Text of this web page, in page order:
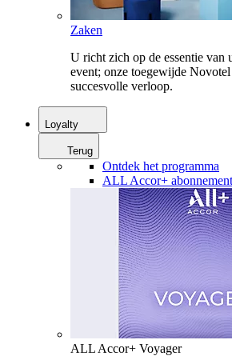
Zaken
U richt zich op de essentie van
event; onze toegewijde
succesvolle verloop.
Loyalty
Terug
Ontdek het programma
ALL Accor+
ALL Accor+ Voyager